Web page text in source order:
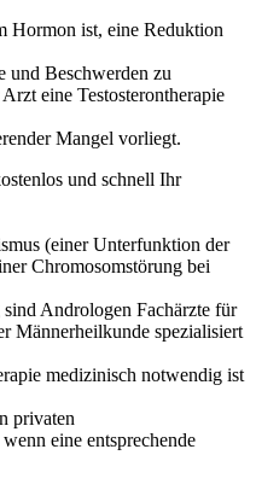
Hormon ist, eine Reduktion
und Beschwerden zu
eine Testosterontherapie
Mangel vorliegt.
und schnell Ihr
(einer Unterfunktion der
Chromosomstörung bei
Andrologen Fachärzte für
Männerheilkunde spezialisiert
medizinisch notwendig ist
privaten
eine entsprechende